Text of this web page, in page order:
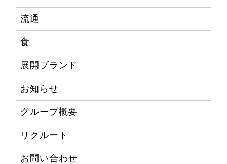
流通
食
展開ブランド
お知らせ
グループ概要
リクルート
お問い合わせ